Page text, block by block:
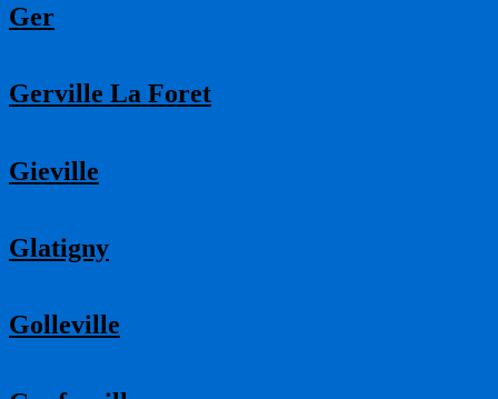
Ger
Gerville La Foret
Gieville
Glatigny
Golleville